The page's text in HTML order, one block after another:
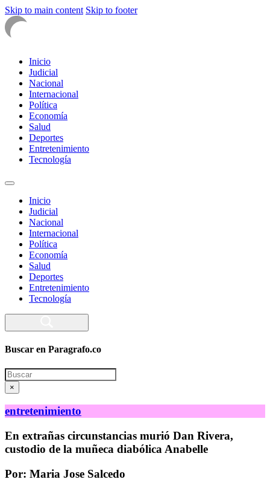
Skip to main content Skip to footer
Inicio
Judicial
Nacional
Internacional
Política
Economía
Salud
Deportes
Entretenimiento
Tecnología
Inicio
Judicial
Nacional
Internacional
Política
Economía
Salud
Deportes
Entretenimiento
Tecnología
Buscar en Paragrafo.co
Search
×
entretenimiento
En extrañas circunstancias murió Dan Rivera,
custodio de la muñeca diabólica Anabelle
Por: Maria Jose Salcedo